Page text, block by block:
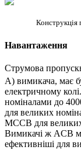
Конструкція
Навантаження
Струмова
A) вимикача, має
електричному
номіналами до
для великих
MCCB для
Вимикачі ж ACB
ефективніші для